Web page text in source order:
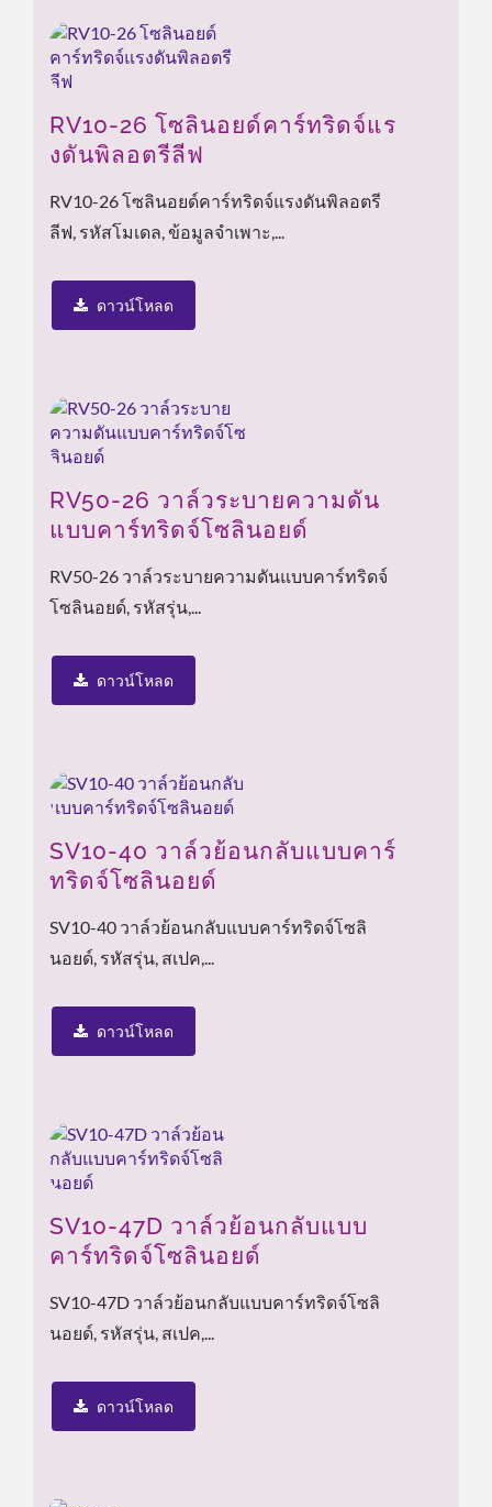
RV10-26 โซลินอยด์คาร์ทริดจ์แร
งดันพิลอตรีลีฟ
RV10-26 โซลินอยด์คาร์ทริดจ์แรงดันพิลอตรี
ลีฟ, รหัสโมเดล, ข้อมูลจำเพาะ,...
ดาวน์โหลด
RV50-26 วาล์วระบายความดัน
แบบคาร์ทริดจ์โซลินอยด์
RV50-26 วาล์วระบายความดันแบบคาร์ทริดจ์
โซลินอยด์, รหัสรุ่น,...
ดาวน์โหลด
SV10-40 วาล์วย้อนกลับแบบคาร์
ทริดจ์โซลินอยด์
SV10-40 วาล์วย้อนกลับแบบคาร์ทริดจ์โซลิ
นอยด์, รหัสรุ่น, สเปค,...
ดาวน์โหลด
SV10-47D วาล์วย้อนกลับแบบ
คาร์ทริดจ์โซลินอยด์
SV10-47D วาล์วย้อนกลับแบบคาร์ทริดจ์โซลิ
นอยด์, รหัสรุ่น, สเปค,...
ดาวน์โหลด